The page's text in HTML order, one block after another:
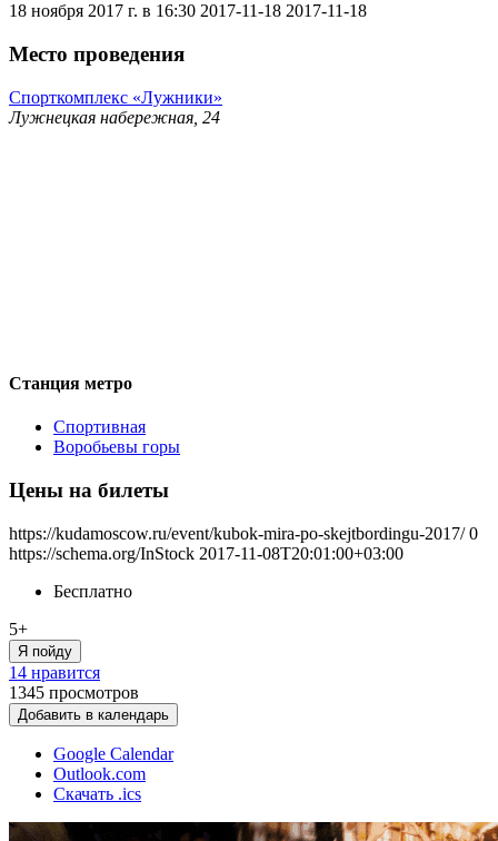
18 ноября 2017 г. в 16:30 2017-11-18 2017-11-18
Место проведения
Спорткомплекс «Лужники»
Лужнецкая набережная, 24
Станция метро
Спортивная
Воробьевы горы
Цены на билеты
https://kudamoscow.ru/event/kubok-mira-po-skejtbordingu-2017/ 0
https://schema.org/InStock 2017-11-08T20:01:00+03:00
Бесплатно
5+
Я пойду
14 нравится
1345 просмотров
Добавить в календарь
Google Calendar
Outlook.com
Скачать .ics